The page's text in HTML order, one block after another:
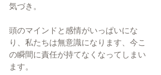
気づき。
頭のマインドと感情がいっぱいにな
り、私たちは無意識になります、今こ
の瞬間に責任が持てなくなってしまい
ます。